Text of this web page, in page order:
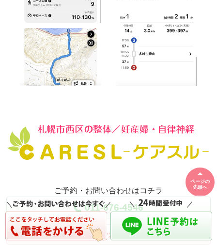
ご予約・お問い合わせはコチラ
011-676-4546
ネット予約
ページの
先頭へ